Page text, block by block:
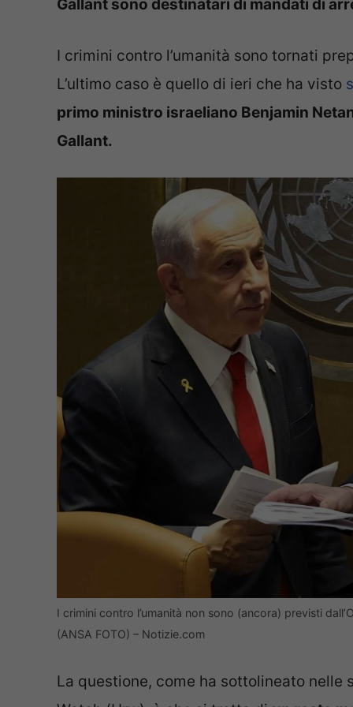
Gallant sono destinatari di mandati di
I crimini contro l’umanità sono tornati
L’ultimo caso è quello di ieri che ha visto
primo ministro israeliano Benjamin
Gallant.
I crimini contro l’umanità non sono (ancora) previsti
(ANSA FOTO) – Notizie.com
La questione, come ha sottolineato nelle